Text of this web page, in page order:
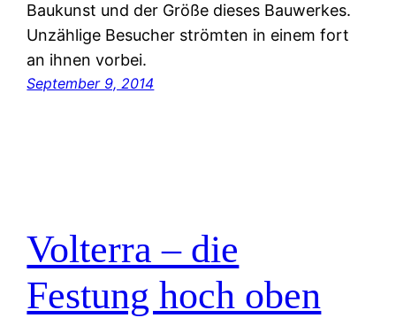
Baukunst und der Größe dieses Bauwerkes.
Unzählige Besucher strömten in einem fort
an ihnen vorbei.
September 9, 2014
Volterra – die
Festung hoch oben